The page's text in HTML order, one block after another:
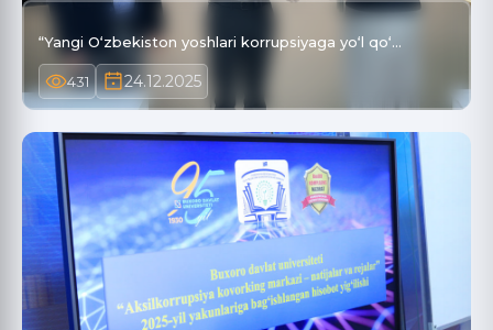
“Yangi O‘zbekiston yoshlari korrupsiyaga yo‘l qo‘…
431 24.12.2025